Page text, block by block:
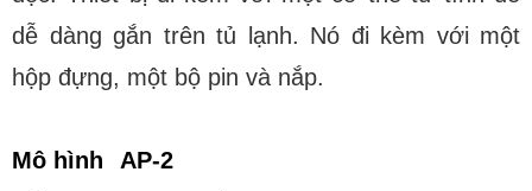
dễ dàng gắn trên tủ lạnh. Nó đi kèm với một
hộp đựng, một bộ pin và nắp.
Mô hình
AP-2